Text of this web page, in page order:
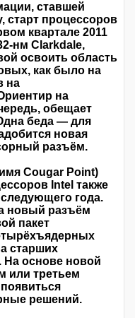
ставшей
старт процессоров
квартале 2011
нм Clarkdale,
освоить область
как было на
на
на
обещает
беда — для
новая
разъём.
Cougar Point)
Intel также
года.
новый разъём
пакет
старших
основе новой
или третьем
решений.